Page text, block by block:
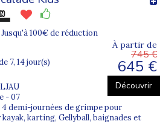
Jusqu'à 100€ de réduction
7, 14 jour(s)
- 07
À partir de
745 €
645 €
Découvrir
4 demi-journées de grimpe pour
karting, Gellyball, baignades et